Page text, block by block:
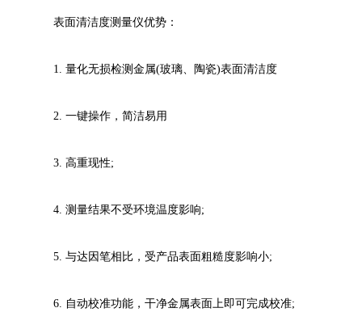
表面清洁度测量仪优势：
1. 量化无损检测金属(玻璃、陶瓷)表面清洁度
2. 一键操作，简洁易用
3. 高重现性;
4. 测量结果不受环境温度影响;
5. 与达因笔相比，受产品表面粗糙度影响小;
6. 自动校准功能，干净金属表面上即可完成校准;